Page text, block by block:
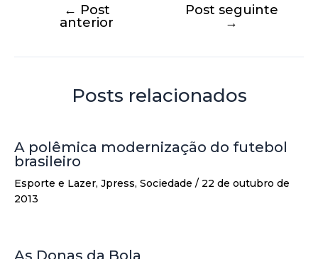
← Post
anterior
Post seguinte
→
Posts relacionados
A polêmica modernização do futebol
brasileiro
Esporte e Lazer, Jpress, Sociedade / 22 de outubro de
2013